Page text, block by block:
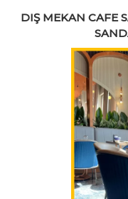
DIŞ MEKAN CAFE